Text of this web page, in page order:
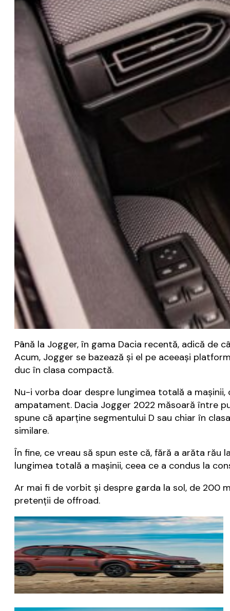
Până la Jogger, în gama Dacia recentă, adică de
Acum, Jogger se bazează și el pe aceeași
duc în clasa compactă.
Nu-i vorba doar despre lungimea totală a
ampatament. Dacia Jogger 2022 măsoară între
spune că aparține segmentului D sau chiar în
similare.
În fine, ce vreau să spun este că, fără a arăta
lungimea totală a mașinii, ceea ce a condus la
Ar mai fi de vorbit și despre garda la sol, de 200
pretenții de offroad.